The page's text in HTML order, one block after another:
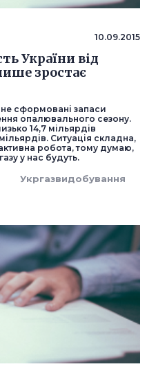
10.09.2015
України від
зростає
сформовані запаси
опалювального сезону.
14,7 мільярдів
Ситуація складна,
робота, тому думаю,
у нас будуть.
Укргазвидобування